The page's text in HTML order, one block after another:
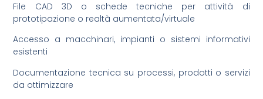
File CAD 3D o schede tecniche per attività di
prototipazione o realtà aumentata/virtuale
Accesso a macchinari, impianti o sistemi informativi
esistenti
Documentazione tecnica su processi, prodotti o servizi
da ottimizzare